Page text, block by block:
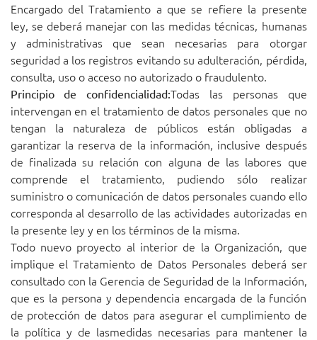
Encargado del Tratamiento a que se refiere la presente
ley, se deberá manejar con las medidas técnicas, humanas
y administrativas que sean necesarias para otorgar
seguridad a los registros evitando su adulteración, pérdida,
consulta, uso o acceso no autorizado o fraudulento.
Principio de confidencialidad:Todas las personas que
intervengan en el tratamiento de datos personales que no
tengan la naturaleza de públicos están obligadas a
garantizar la reserva de la información, inclusive después
de finalizada su relación con alguna de las labores que
comprende el tratamiento, pudiendo sólo realizar
suministro o comunicación de datos personales cuando ello
corresponda al desarrollo de las actividades autorizadas en
la presente ley y en los términos de la misma.
Todo nuevo proyecto al interior de la Organización, que
implique el Tratamiento de Datos Personales deberá ser
consultado con la Gerencia de Seguridad de la Información,
que es la persona y dependencia encargada de la función
de protección de datos para asegurar el cumplimiento de
la política y de lasmedidas necesarias para mantener la